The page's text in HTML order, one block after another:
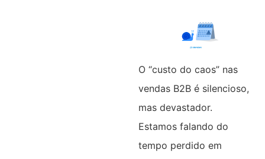
O “custo do caos” nas
vendas B2B é silencioso,
mas devastador.
Estamos falando do
tempo perdido em